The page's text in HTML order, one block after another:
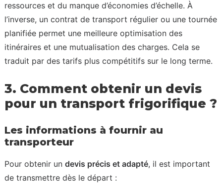
ressources et du manque d’économies d’échelle. À
l’inverse, un contrat de transport régulier ou une tournée
planifiée permet une meilleure optimisation des
itinéraires et une mutualisation des charges. Cela se
traduit par des tarifs plus compétitifs sur le long terme.
3. Comment obtenir un devis
pour un transport frigorifique ?
Les informations à fournir au
transporteur
Pour obtenir un devis précis et adapté, il est important
de transmettre dès le départ :